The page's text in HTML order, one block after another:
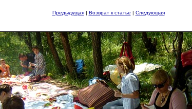
Предыдущая| Возврат к статье | Следующая